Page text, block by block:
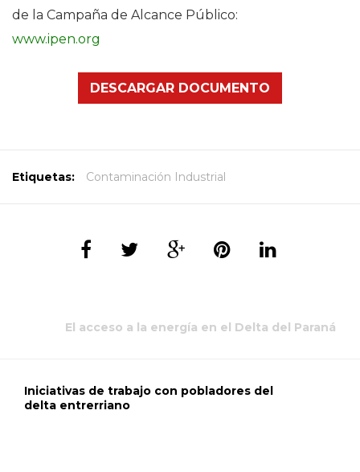
de la Campaña de Alcance Público:
www.ipen.org
DESCARGAR DOCUMENTO
Etiquetas: Contaminación Industrial
El acceso a la energía en el Delta del Paraná
Iniciativas de trabajo con pobladores del
delta entrerriano